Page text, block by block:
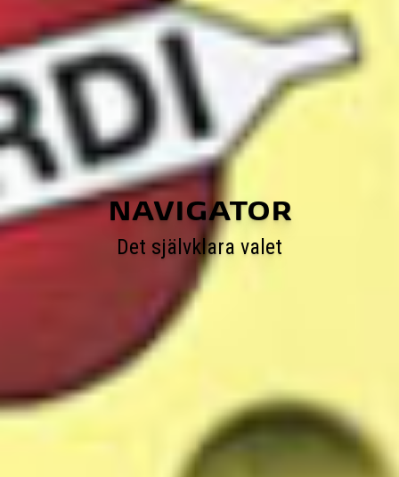
NAVIGATOR
Det självklara valet